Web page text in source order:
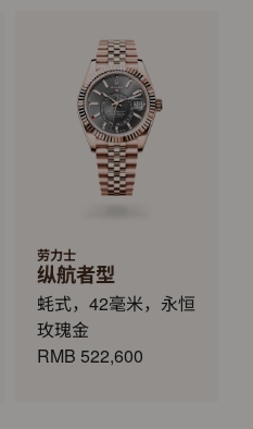
劳力士
纵航者型
蚝式，42毫米，永恒
玫瑰金
RMB 522,600